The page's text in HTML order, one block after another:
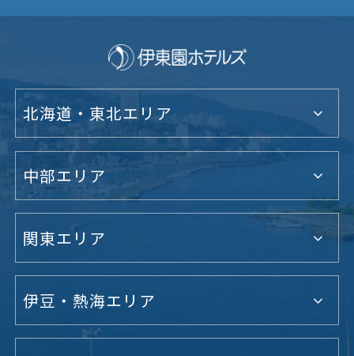
北海道・東北エリア
中部エリア
関東エリア
伊豆・熱海エリア